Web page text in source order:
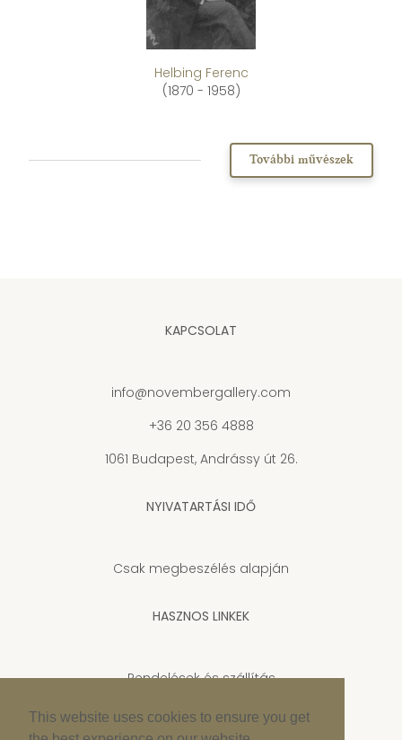
This website uses cookies to ensure you get
Helbing Ferenc
(1870 - 1958)
További művészek
KAPCSOLAT
info@novembergallery.com
+36 20 356 4888
1061 Budapest, Andrássy út 26.
NYIVATARTÁSI IDŐ
Csak megbeszélés alapján
HASZNOS LINKEK
Rendelések és szállítás
Adatkezelési tájékoztató